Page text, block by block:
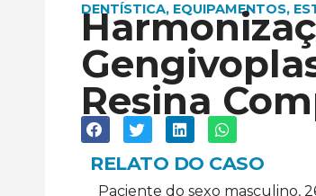
DENTÍSTICA, EQUIPAMENTOS,
Resina
RELATO DO CASO
Paciente do sexo masculino,